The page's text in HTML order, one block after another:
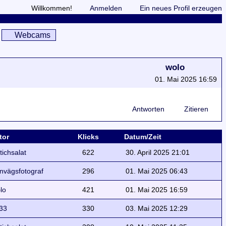
Willkommen! Anmelden Ein neues Profil erzeugen
Webcams
wolo
01. Mai 2025 16:59
Antworten Zitieren
Klicks Datum/Zeit
622 30. April 2025 21:01
296 01. Mai 2025 06:43
421 01. Mai 2025 16:59
330 03. Mai 2025 12:29